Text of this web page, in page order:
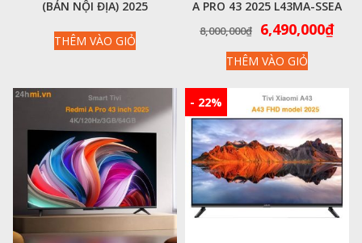
(BẢN NỘI ĐỊA) 2025
THÊM VÀO GIỎ
A PRO 43 2025 L43MA-SSEA
43 INCH 4K QLED – CHÍNH
8,000,000₫
Giá
gốc
là:
6,490,000₫Giá
THÊM VÀO GIỎ
- 22%